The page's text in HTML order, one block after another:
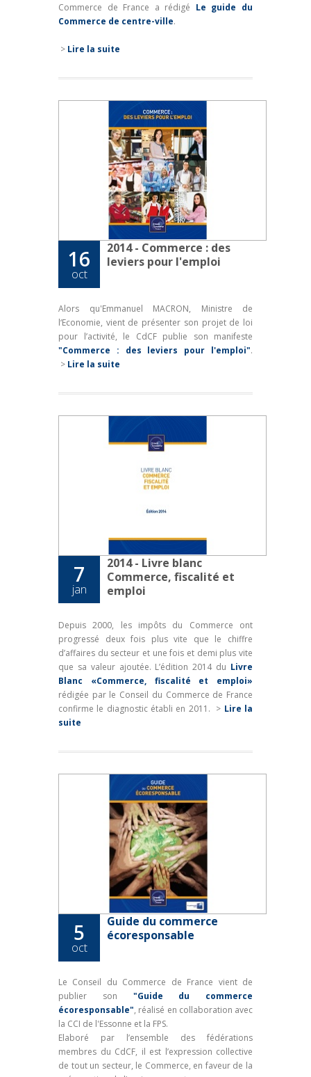
Commerce de France a rédigé Le guide du
Commerce de centre-ville.
> Lire la suite
16
oct
2014 - Commerce : des
leviers pour l'emploi
Alors qu'Emmanuel MACRON, Ministre de
l‘Economie, vient de présenter son projet de loi
pour l’activité, le CdCF publie son manifeste
"Commerce : des leviers pour l'emploi".
> Lire la suite
7
jan
2014 - Livre blanc
Commerce, fiscalité et
emploi
Depuis 2000, les impôts du Commerce ont
progressé deux fois plus vite que le chiffre
d’affaires du secteur et une fois et demi plus vite
que sa valeur ajoutée. L’édition 2014 du Livre
Blanc «Commerce, fiscalité et emploi»
rédigée par le Conseil du Commerce de France
confirme le diagnostic établi en 2011. > Lire la
suite
5
oct
Guide du commerce
écoresponsable
Le Conseil du Commerce de France vient de
publier son "Guide du commerce
écoresponsable", réalisé en collaboration avec
la CCI de l'Essonne et la FPS.
Elaboré par l’ensemble des fédérations
membres du CdCF, il est l’expression collective
de tout un secteur, le Commerce, en faveur de la